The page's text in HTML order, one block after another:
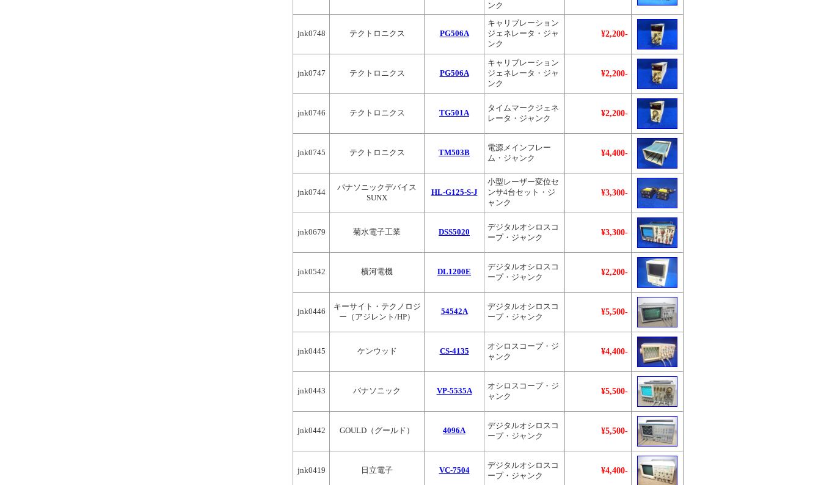
ンク
jnk0748 テクトロニクス PG506A
キャリブレーション
ジェネレータ・ジャ
ンク
¥2,200-
jnk0747 テクトロニクス PG506A
キャリブレーション
ジェネレータ・ジャ
ンク
¥2,200-
jnk0746 テクトロニクス TG501A
タイムマークジェネ
レータ・ジャンク
¥2,200-
jnk0745 テクトロニクス TM503B
電源メインフレー
ム・ジャンク
¥4,400-
jnk0744
パナソニックデバイス
SUNX
HL-G125-S-J
小型レーザー変位セ
ンサ4台セット・ジ
ャンク
¥3,300-
jnk0679 菊水電子工業 DSS5020
デジタルオシロスコ
ープ・ジャンク
¥3,300-
jnk0542 横河電機 DL1200E
デジタルオシロスコ
ープ・ジャンク
¥2,200-
jnk0446
キーサイト・テクノロジ
ー（アジレント/HP）
54542A
デジタルオシロスコ
ープ・ジャンク
¥5,500-
jnk0445 ケンウッド CS-4135
オシロスコープ・ジ
ャンク
¥4,400-
jnk0443 パナソニック VP-5535A
オシロスコープ・ジ
ャンク
¥5,500-
jnk0442 GOULD（グールド） 4096A
デジタルオシロスコ
ープ・ジャンク
¥5,500-
jnk0419 日立電子 VC-7504
デジタルオシロスコ
ープ・ジャンク
¥4,400-